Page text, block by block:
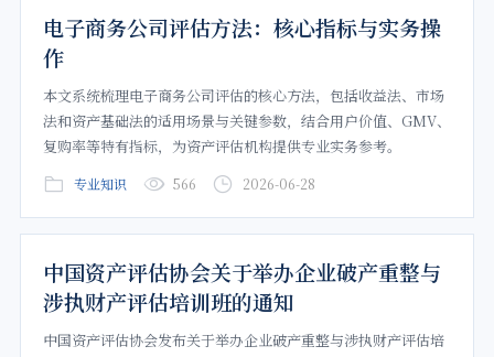
电子商务公司评估方法：核心指标与实务操
作
本文系统梳理电子商务公司评估的核心方法，包括收益法、市场
法和资产基础法的适用场景与关键参数，结合用户价值、GMV、
复购率等特有指标，为资产评估机构提供专业实务参考。
专业知识 566 2026-06-28
中国资产评估协会关于举办企业破产重整与
涉执财产评估培训班的通知
中国资产评估协会发布关于举办企业破产重整与涉执财产评估培